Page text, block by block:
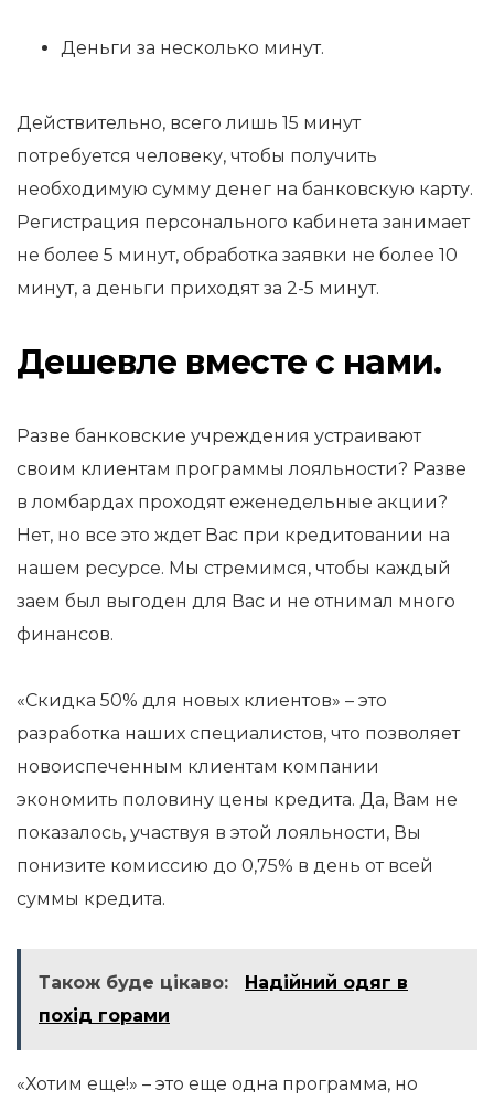
Деньги за несколько минут.
Действительно, всего лишь 15 минут
потребуется человеку, чтобы получить
необходимую сумму денег на банковскую карту.
Регистрация персонального кабинета занимает
не более 5 минут, обработка заявки не более 10
минут, а деньги приходят за 2-5 минут.
Дешевле вместе с нами.
Разве банковские учреждения устраивают
своим клиентам программы лояльности? Разве
в ломбардах проходят еженедельные акции?
Нет, но все это ждет Вас при кредитовании на
нашем ресурсе. Мы стремимся, чтобы каждый
заем был выгоден для Вас и не отнимал много
финансов.
«Скидка 50% для новых клиентов» – это
разработка наших специалистов, что позволяет
новоиспеченным клиентам компании
экономить половину цены кредита. Да, Вам не
показалось, участвуя в этой лояльности, Вы
понизите комиссию до 0,75% в день от всей
суммы кредита.
Також буде цікаво:
Надійний одяг в
похід горами
«Хотим еще!» – это еще одна программа, но